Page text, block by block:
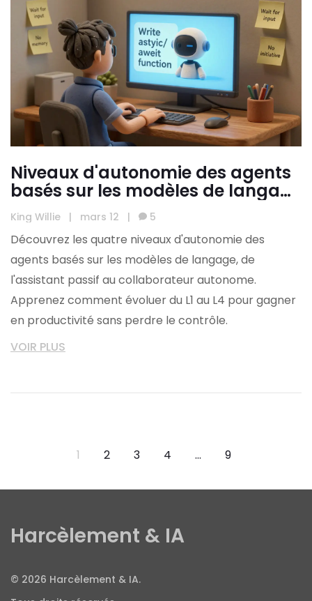
Niveaux d'autonomie des agents
basés sur les modèles de langage
: L1 à L4 expliqués
King Willie | mars 12 | 5
Découvrez les quatre niveaux d'autonomie des
agents basés sur les modèles de langage, de
l'assistant passif au collaborateur autonome.
Apprenez comment évoluer du L1 au L4 pour gagner
en productivité sans perdre le contrôle.
VOIR PLUS
1 2 3 4 … 9
Harcèlement & IA
© 2026 Harcèlement & IA.